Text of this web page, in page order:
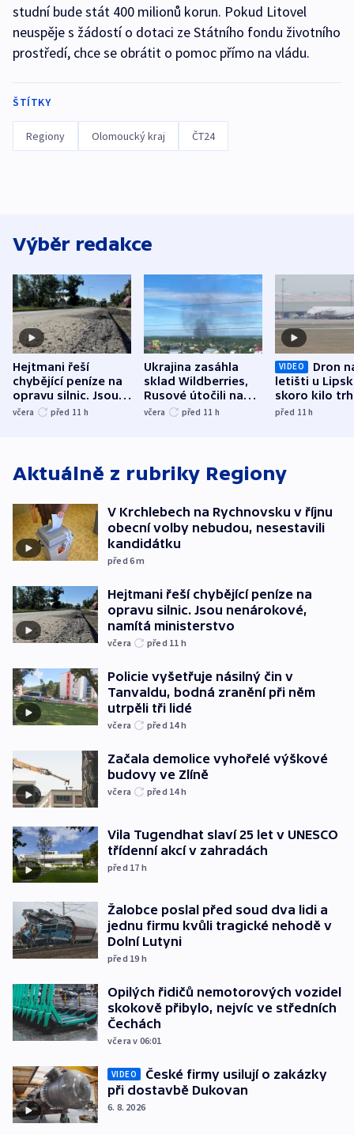
studní bude stát 400 milionů korun. Pokud Litovel
neuspěje s žádostí o dotaci ze Státního fondu životního
prostředí, chce se obrátit o pomoc přímo na vládu.
ŠTÍTKY
Regiony Olomoucký kraj ČT24
Výběr redakce
Hejtmani řeší
chybějící peníze na
opravu silnic. Jsou
nenárokové, namítá
včera před 11 h
Ukrajina zasáhla
sklad Wildberries,
Rusové útočili na
trh, hasiče či
včera před 11 h
VIDEO
Dron
letišti u
skoro kilo
indicie
před 11h
Aktuálně z rubriky Regiony
V Krchlebech na Rychnovsku v říjnu
obecní volby nebudou, nesestavili
kandidátku
před 6m
Hejtmani řeší chybějící peníze na
opravu silnic. Jsou nenárokové,
namítá ministerstvo
včera před 11 h
Policie vyšetřuje násilný čin v
Tanvaldu, bodná zranění při něm
utrpěli tři lidé
včera před 14h
Začala demolice vyhořelé výškové
budovy ve Zlíně
včera před 14h
Vila Tugendhat slaví 25 let v UNESCO
třídenní akcí v zahradách
před 17 h
Žalobce poslal před soud dva lidi a
jednu firmu kvůli tragické nehodě v
Dolní Lutyni
před 19 h
Opilých řidičů nemotorových vozidel
skokově přibylo, nejvíc ve středních
Čechách
včera v 06:01
VIDEO
České firmy usilují o zakázky
při dostavbě Dukovan
6. 8. 2026